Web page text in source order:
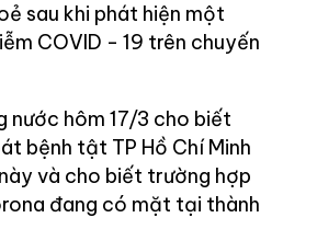
sau khi phát hiện một
COVID - 19 trên chuyến
nước hôm 17/3 cho biết
bệnh tật TP Hồ Chí Minh
và cho biết trường hợp
đang có mặt tại thành